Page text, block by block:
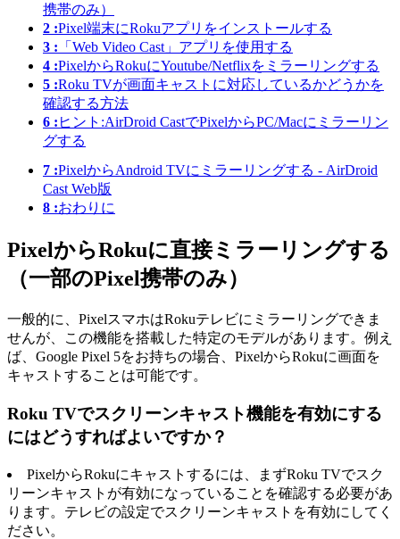
携帯のみ）
2 :Pixel端末にRokuアプリをインストールする
3 : 「Web Video Cast」アプリを使用する
4 :PixelからRokuにYoutube/Netflixをミラーリングする
5 :Roku TVが画面キャストに対応しているかどうかを
確認する方法
6 : ヒント:AirDroid CastでPixelからPC/Macにミラーリン
グする
7 :PixelからAndroid TVにミラーリングする - AirDroid
Cast Web版
8 :おわりに
PixelからRokuに直接ミラーリングする
（一部のPixel携帯のみ）
一般的に、PixelスマホはRokuテレビにミラーリングできま
せんが、この機能を搭載した特定のモデルがあります。例え
ば、Google Pixel 5をお持ちの場合、PixelからRokuに画面を
キャストすることは可能です。
Roku TVでスクリーンキャスト機能を有効にする
にはどうすればよいですか？
PixelからRokuにキャストするには、まずRoku TVでスク
リーンキャストが有効になっていることを確認する必要があ
ります。テレビの設定でスクリーンキャストを有効にしてく
ださい。